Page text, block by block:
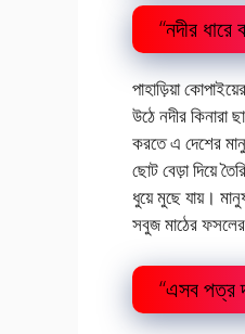
“নদীর ধারে
পাহাড়িয়া
উঠে নদীর কিনারা
করতে এ দেশের
ছোট বেড়া দিয়ে
ধুয়ে মুছে যায়।
সবুজ মাঠের ফসলের
“এসব পত্র